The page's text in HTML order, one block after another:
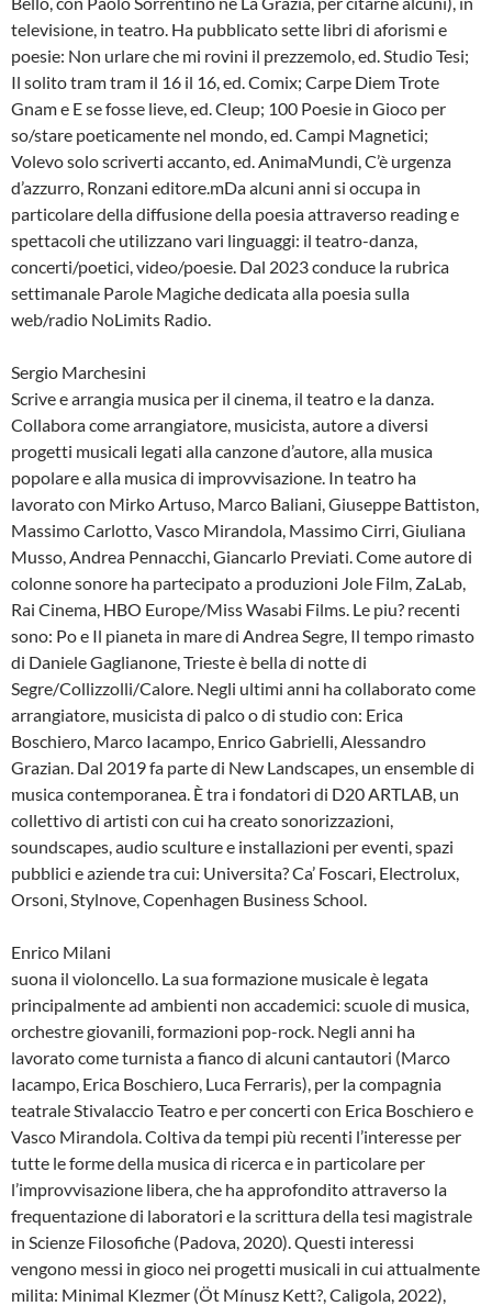
televisione, in teatro. Ha pubblicato sette libri di aforismi e
poesie: Non urlare che mi rovini il prezzemolo, ed. Studio Tesi;
Il solito tram tram il 16 il 16, ed. Comix; Carpe Diem Trote
Gnam e E se fosse lieve, ed. Cleup; 100 Poesie in Gioco per
so/stare poeticamente nel mondo, ed. Campi Magnetici;
Volevo solo scriverti accanto, ed. AnimaMundi, C’è urgenza
d’azzurro, Ronzani editore.mDa alcuni anni si occupa in
particolare della diffusione della poesia attraverso reading e
spettacoli che utilizzano vari linguaggi: il teatro-danza,
concerti/poetici, video/poesie. Dal 2023 conduce la rubrica
settimanale Parole Magiche dedicata alla poesia sulla
web/radio NoLimits Radio.
Sergio Marchesini
Scrive e arrangia musica per il cinema, il teatro e la danza.
Collabora come arrangiatore, musicista, autore a diversi
progetti musicali legati alla canzone d’autore, alla musica
popolare e alla musica di improvvisazione. In teatro ha
lavorato con Mirko Artuso, Marco Baliani, Giuseppe Battiston,
Massimo Carlotto, Vasco Mirandola, Massimo Cirri, Giuliana
Musso, Andrea Pennacchi, Giancarlo Previati. Come autore di
colonne sonore ha partecipato a produzioni Jole Film, ZaLab,
Rai Cinema, HBO Europe/Miss Wasabi Films. Le piu? recenti
sono: Po e Il pianeta in mare di Andrea Segre, Il tempo rimasto
di Daniele Gaglianone, Trieste è bella di notte di
Segre/Collizzolli/Calore. Negli ultimi anni ha collaborato come
arrangiatore, musicista di palco o di studio con: Erica
Boschiero, Marco Iacampo, Enrico Gabrielli, Alessandro
Grazian. Dal 2019 fa parte di New Landscapes, un ensemble di
musica contemporanea. È tra i fondatori di D20 ARTLAB, un
collettivo di artisti con cui ha creato sonorizzazioni,
soundscapes, audio sculture e installazioni per eventi, spazi
pubblici e aziende tra cui: Universita? Ca’ Foscari, Electrolux,
Orsoni, Stylnove, Copenhagen Business School.
Enrico Milani
suona il violoncello. La sua formazione musicale è legata
principalmente ad ambienti non accademici: scuole di musica,
orchestre giovanili, formazioni pop-rock. Negli anni ha
lavorato come turnista a fianco di alcuni cantautori (Marco
Iacampo, Erica Boschiero, Luca Ferraris), per la compagnia
teatrale Stivalaccio Teatro e per concerti con Erica Boschiero e
Vasco Mirandola. Coltiva da tempi più recenti l’interesse per
tutte le forme della musica di ricerca e in particolare per
l’improvvisazione libera, che ha approfondito attraverso la
frequentazione di laboratori e la scrittura della tesi magistrale
in Scienze Filosofiche (Padova, 2020). Questi interessi
vengono messi in gioco nei progetti musicali in cui attualmente
milita: Minimal Klezmer (Öt Mínusz Kett?, Caligola, 2022),